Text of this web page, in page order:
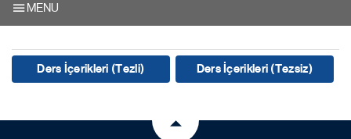
MENU
Ders İçerikleri (Tezli) Ders İçerikleri (Tezsiz)